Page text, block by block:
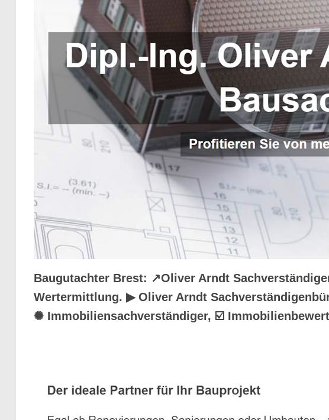
Baugutachter Brest: ↗️Oliver Arndt
Wertermittlung. ▶︎ Oliver Arndt
✺ Immobiliensachverständiger, ☑️